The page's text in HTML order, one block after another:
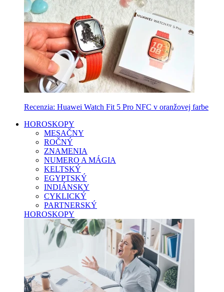
Recenzia: Huawei Watch Fit 5 Pro NFC v oranžovej farbe
HOROSKOPY
MESAČNY
ROČNÝ
ZNAMENIA
NUMERO A MÁGIA
KELTSKÝ
EGYPTSKÝ
INDIÁNSKY
CYKLICKÝ
PARTNERSKÝ
HOROSKOPY